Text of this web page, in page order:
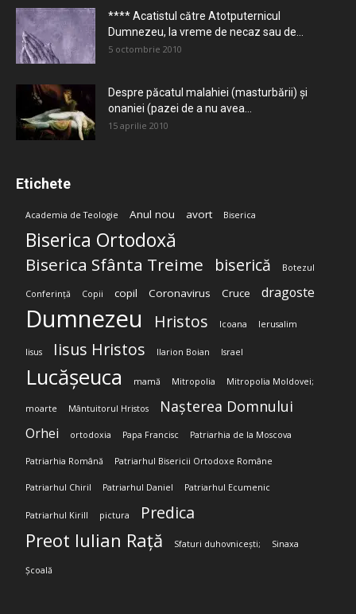
**** Acatistul către Atotputernicul
Dumnezeu, la vreme de necaz sau de...
5 octombrie 2010
Despre păcatul malahiei (masturbării) şi
onaniei (pazei de a nu avea...
15 aprilie 2010
Etichete
Academia de Teologie Anul nou avort Biserica
Biserica Ortodoxă
Biserica Sfânta Treime biserică Botezul
Conferință Copii copil Coronavirus Cruce dragoste
Dumnezeu Hristos Icoana Ierusalim
Iisus Iisus Hristos Ilarion Boian Israel
Lucășeuca mamă Mitropolia Mitropolia Moldovei;
moarte Mântuitorul Hristos Nașterea Domnului
Orhei ortodoxia Papa Francisc Patriarhia de la Moscova
Patriarhia Română Patriarhul Bisericii Ortodoxe Române
Patriarhul Chiril Patriarhul Daniel Patriarhul Ecumenic
Patriarhul Kirill pictura Predica
Preot Iulian Rață Sfaturi duhovnicești; Sinaxa
Școală